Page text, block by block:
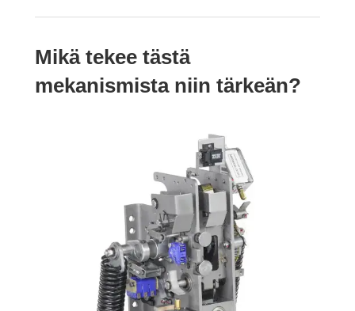
Mikä tekee tästä
mekanismista niin tärkeän?